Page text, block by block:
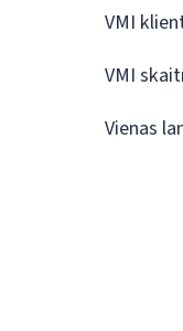
VMI
VMI
Vienas